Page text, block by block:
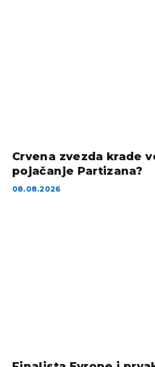
Crvena zvezda krade
pojačanje Partizana?
08.08.2026